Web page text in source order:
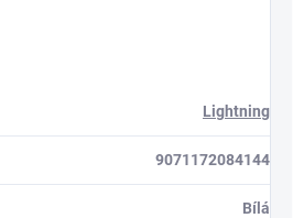
Lightning
9071172084144
Bílá